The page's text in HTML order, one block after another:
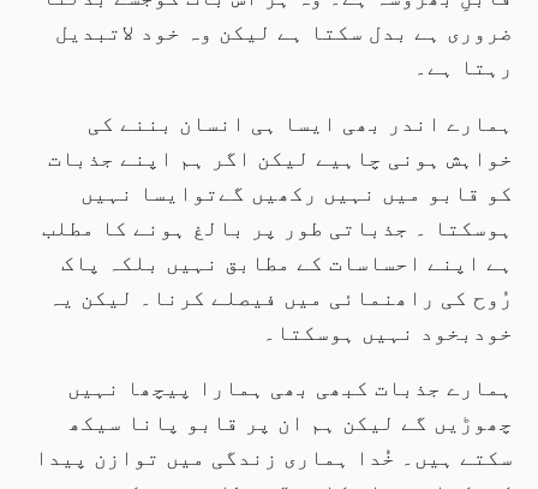
ضروری ہے بدل سکتا ہے لیکن وہ خود لاتبدیل
رہتا ہے۔
ہمارے اندر بھی ایسا ہی انسان بننے کی
خواہش ہونی چاہیے لیکن اگر ہم اپنے جذبات
کو قابو میں نہیں رکھیں گےتوایسا نہیں
ہوسکتا ۔ جذباتی طور پر بالغ ہونے کا مطلب
ہے اپنے احساسات کے مطابق نہیں بلکہ پاک
رُوح کی راھنمائی میں فیصلے کرنا۔ لیکن یہ
خودبخود نہیں ہوسکتا۔
ہمارے جذبات کبھی بھی ہمارا پیچھا نہیں
چھوڑیں گے لیکن ہم ان پر قابو پانا سیکھ
سکتے ہیں۔ خُدا ہماری زندگی میں توازن پیدا